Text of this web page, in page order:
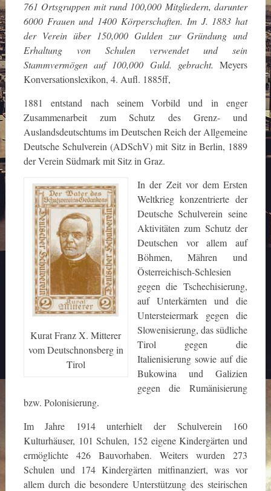
761 Ortsgruppen mit rund 100,000 Mitgliedern, darunter
6000 Frauen und 1400 Körperschaften. Im J. 1883 hat
der Verein über 150,000 Gulden zur Gründung und
Erhaltung von Schulen verwendet und sein
Stammvermögen auf 100,000 Guld. gebracht. Meyers
Konversationslexikon, 4. Aufl. 1885ff,
1881 entstand nach seinem Vorbild und in enger
Zusammenarbeit zum Schutz des Grenz- und
Auslandsdeutschtums im Deutschen Reich der Allgemeine
Deutsche Schulverein (ADSchV) mit Sitz in Berlin, 1889
der Verein Südmark mit Sitz in Graz.
Kurat Franz X. Mitterer
vom Deutschnonsberg in
Tirol
In der Zeit vor dem Ersten
Weltkrieg konzentrierte der
Deutsche Schulverein seine
Aktivitäten zum Schutz der
Deutschen vor allem auf
Böhmen, Mähren und
Österreichisch-Schlesien
gegen die Tschechisierung,
auf Unterkärnten und die
Untersteiermark gegen die
Slowenisierung, das südliche
Tirol gegen die
Italienisierung sowie auf die
Bukowina und Galizien
gegen die Rumänisierung
bzw. Polonisierung.
Im Jahre 1914 unterhielt der Schulverein 160
Kulturhäuser, 101 Schulen, 152 eigene Kindergärten und
ermöglichte 426 Bauvorhaben. Weiters wurden 273
Schulen und 174 Kindergärten mitfinanziert, was vor
allem durch die besondere Unterstützung des steirischen